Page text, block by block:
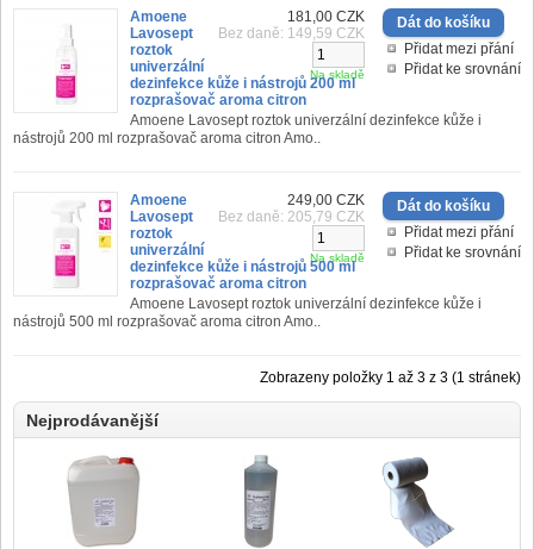
Přidat mezi přání
Přidat ke srovnání
181,00 CZK
Bez daně: 149,59 CZK
Na skladě
Amoene
Lavosept
roztok
univerzální
dezinfekce kůže i nástrojů 200 ml
rozprašovač aroma citron
Amoene Lavosept roztok univerzální dezinfekce kůže i
nástrojů 200 ml rozprašovač aroma citron Amo..
Přidat mezi přání
Přidat ke srovnání
249,00 CZK
Bez daně: 205,79 CZK
Na skladě
Amoene
Lavosept
roztok
univerzální
dezinfekce kůže i nástrojů 500 ml
rozprašovač aroma citron
Amoene Lavosept roztok univerzální dezinfekce kůže i
nástrojů 500 ml rozprašovač aroma citron Amo..
Zobrazeny položky 1 až 3 z 3 (1 stránek)
Nejprodávanější